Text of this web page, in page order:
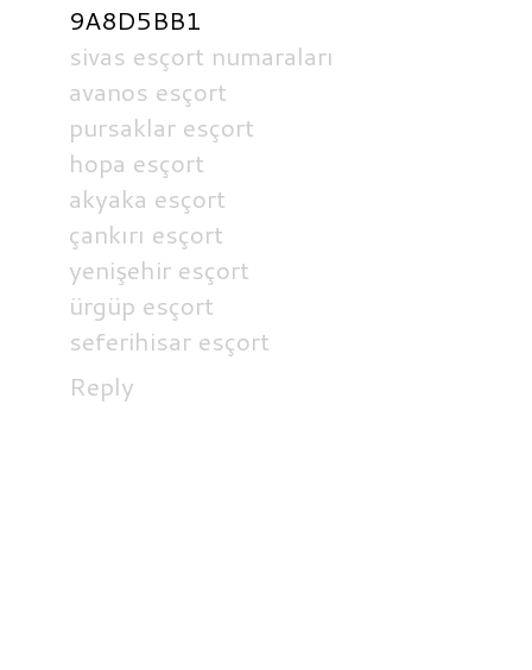
9A8D5BB1
sivas esçort numaraları
avanos esçort
pursaklar esçort
hopa esçort
akyaka esçort
çankırı esçort
yenişehir esçort
ürgüp esçort
seferihisar esçort
Reply